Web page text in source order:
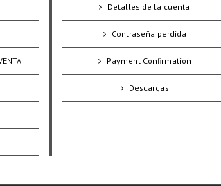
Detalles de la cuenta
Contraseña perdida
Payment Confirmation
Descargas